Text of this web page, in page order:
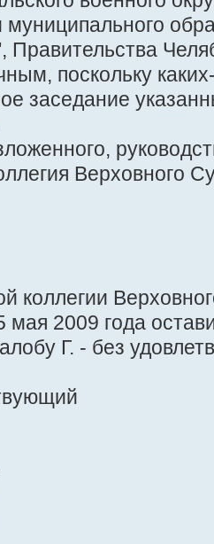
Правительства
поскольку
заседание
Верховного
коллегии
мая 2009 года
Г. - без